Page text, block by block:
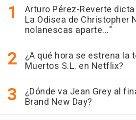
Arturo Pérez-Reverte
La Odisea de Christopher
nolanescas aparte..."
¿A qué hora se estrena la
Muertos S.L. en Netflix?
¿Dónde va Jean Grey al
Brand New Day?